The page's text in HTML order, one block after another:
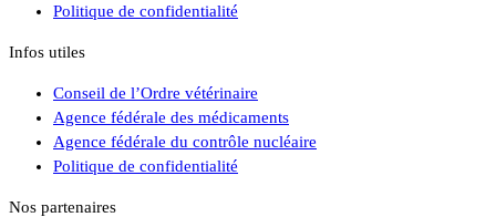
Politique de confidentialité
Infos utiles
Conseil de l’Ordre vétérinaire
Agence fédérale des médicaments
Agence fédérale du contrôle nucléaire
Politique de confidentialité
Nos partenaires